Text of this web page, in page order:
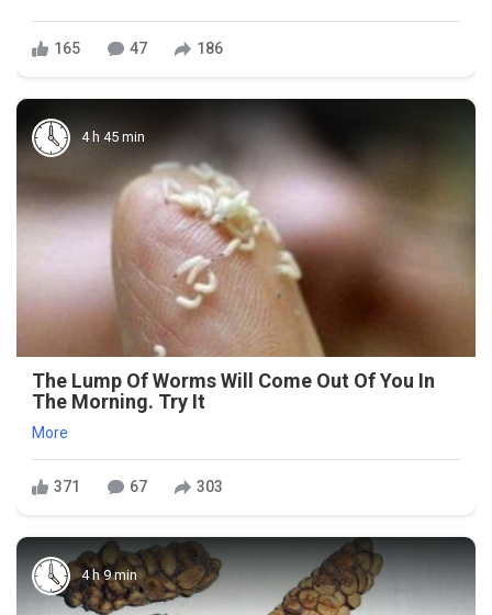
165 47 186
4 h 45 min
The Lump Of Worms Will Come Out Of You In
The Morning. Try It
More
371 67 303
4 h 9 min